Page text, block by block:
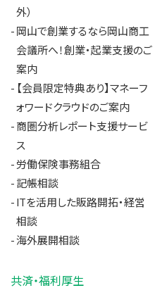
外）
岡山で創業するなら岡山商工
会議所へ！創業・起業支援のご
案内
【会員限定特典あり】マネーフ
ォワードクラウドのご案内
商圏分析レポート支援サービ
ス
労働保険事務組合
記帳相談
ITを活用した販路開拓・経営
相談
海外展開相談
共済・福利厚生